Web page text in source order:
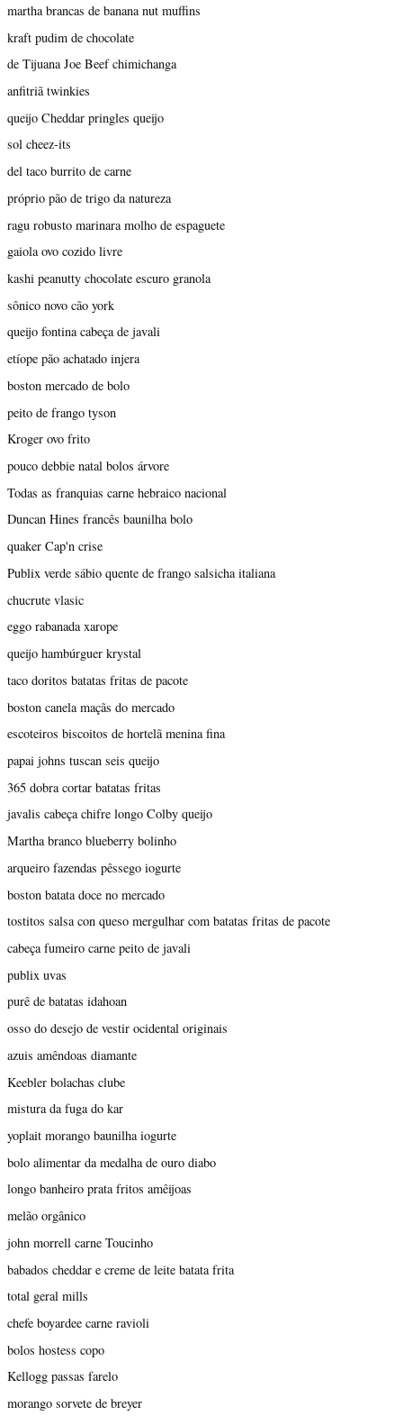
martha brancas de banana nut muffins
kraft pudim de chocolate
de Tijuana Joe Beef chimichanga
anfitriã twinkies
queijo Cheddar pringles queijo
sol cheez-its
del taco burrito de carne
próprio pão de trigo da natureza
ragu robusto marinara molho de espaguete
gaiola ovo cozido livre
kashi peanutty chocolate escuro granola
sônico novo cão york
queijo fontina cabeça de javali
etíope pão achatado injera
boston mercado de bolo
peito de frango tyson
Kroger ovo frito
pouco debbie natal bolos árvore
Todas as franquias carne hebraico nacional
Duncan Hines francês baunilha bolo
quaker Cap'n crise
Publix verde sábio quente de frango salsicha italiana
chucrute vlasic
eggo rabanada xarope
queijo hambúrguer krystal
taco doritos batatas fritas de pacote
boston canela maçãs do mercado
escoteiros biscoitos de hortelã menina fina
papai johns tuscan seis queijo
365 dobra cortar batatas fritas
javalis cabeça chifre longo Colby queijo
Martha branco blueberry bolinho
arqueiro fazendas pêssego iogurte
boston batata doce no mercado
tostitos salsa con queso mergulhar com batatas fritas de pacote
cabeça fumeiro carne peito de javali
publix uvas
purê de batatas idahoan
osso do desejo de vestir ocidental originais
azuis amêndoas diamante
Keebler bolachas clube
mistura da fuga do kar
yoplait morango baunilha iogurte
bolo alimentar da medalha de ouro diabo
longo banheiro prata fritos amêijoas
melão orgânico
john morrell carne Toucinho
babados cheddar e creme de leite batata frita
total geral mills
chefe boyardee carne ravioli
bolos hostess copo
Kellogg passas farelo
morango sorvete de breyer